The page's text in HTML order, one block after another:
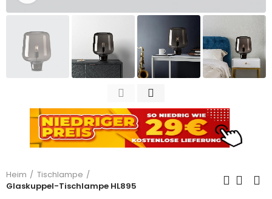
Heim
Tischlampe
Glaskuppel-Tischlampe HL895